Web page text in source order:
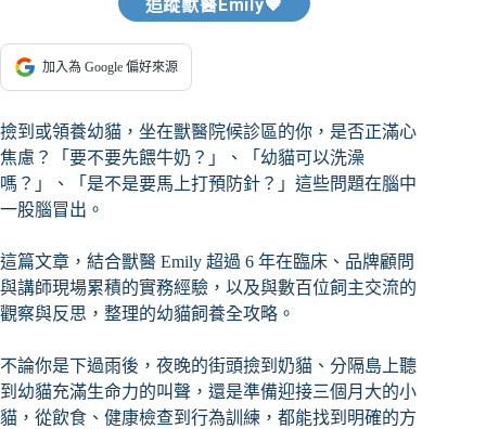
追蹤獸醫Emily🧡
加入為 Google 偏好來源
撿到或領養幼貓，坐在獸醫院候診區的你，是否正滿心
焦慮？「要不要先餵牛奶？」、「幼貓可以洗澡
嗎？」、「是不是要馬上打預防針？」這些問題在腦中
一股腦冒出。
這篇文章，結合獸醫 Emily 超過 6 年在臨床、品牌顧問
與講師現場累積的實務經驗，以及與數百位飼主交流的
觀察與反思，整理的幼貓飼養全攻略。
不論你是下過雨後，夜晚的街頭撿到奶貓、分隔島上聽
到幼貓充滿生命力的叫聲，還是準備迎接三個月大的小
貓，從飲食、健康檢查到行為訓練，都能找到明確的方